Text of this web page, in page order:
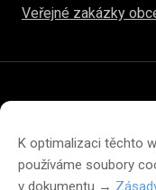
K optimalizaci těchto
používáme soubory
v dokumentu →
Veřejné zakázky
Prohlášení o přístupnosti
Zásady cookies